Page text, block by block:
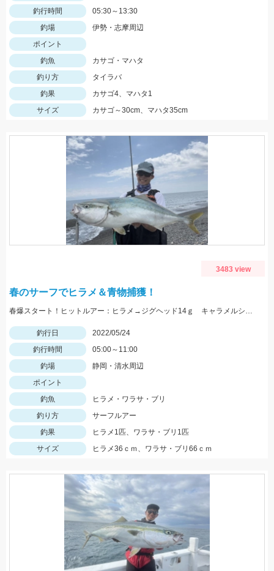
釣行時間
05:30～13:30
釣場
伊勢・志摩周辺
ポイント
釣魚
カサゴ・マハタ
釣り方
タイラバ
釣果
カサゴ4、マハタ1
サイズ
カサゴ～30cm、マハタ35cm
3483 view
春のサーフでヒラメ＆青物捕獲！
春爆スタート！ヒットルアー：ヒラメ→ジグヘッド14ｇ キャラメルシャッド3.5インチ。青物→Ｒサーディン40ｇ
釣行日
2022/05/24
釣行時間
05:00～11:00
釣場
静岡・清水周辺
ポイント
釣魚
ヒラメ・ワラサ・ブリ
釣り方
サーフルアー
釣果
ヒラメ1匹、ワラサ・ブリ1匹
サイズ
ヒラメ36ｃｍ、ワラサ・ブリ66ｃｍ